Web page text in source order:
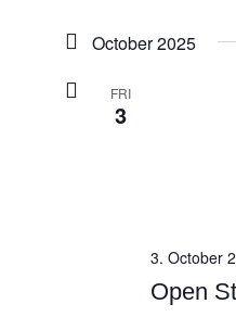
October 2025
FRI
3
Open
3. October